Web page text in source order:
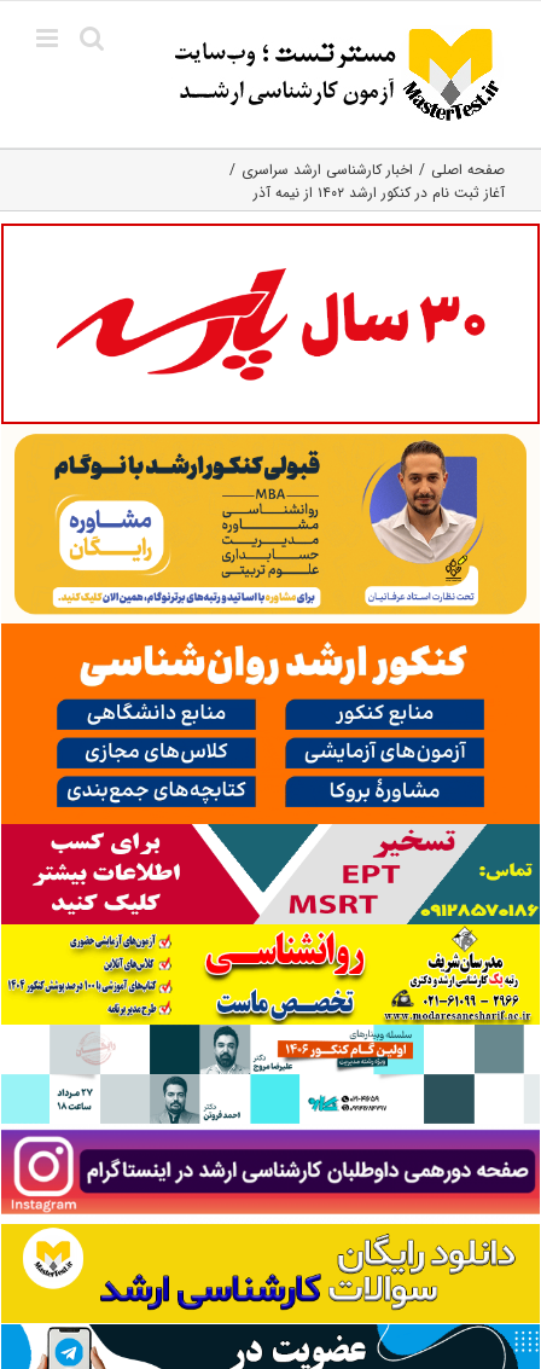
content
صفحه اصلی
اخبار کارشناسی ارشد سراسری
آغاز ثبت نام در کنکور ارشد ۱۴۰۲ از نیمه آذر